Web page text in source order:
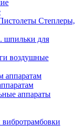
Степлеры,
шпильки для
воздушные
аппараты